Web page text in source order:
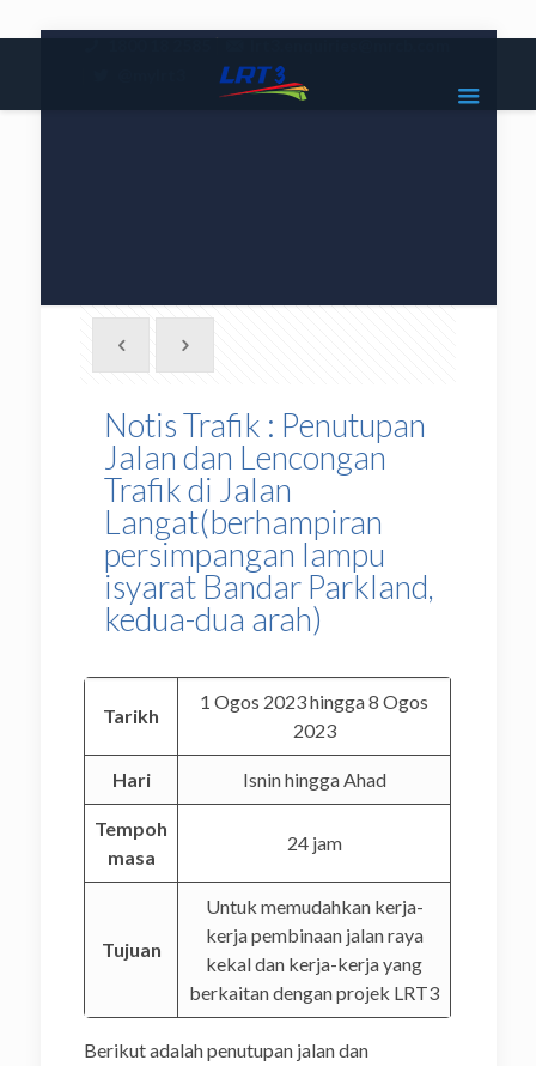
|
Notis Trafik : Penutupan
Jalan dan Lencongan
Trafik di Jalan
Langat(berhampiran
persimpangan lampu
isyarat Bandar Parkland,
kedua-dua arah)
Tarikh
1 Ogos 2023 hingga 8 Ogos
2023
Hari Isnin hingga Ahad
Tempoh
masa
24 jam
Tujuan
Untuk memudahkan kerja-
kerja pembinaan jalan raya
kekal dan kerja-kerja yang
berkaitan dengan projek LRT3
Berikut adalah penutupan jalan dan